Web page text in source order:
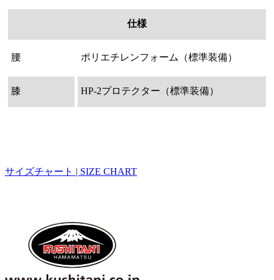
仕様
腰 ポリエチレンフォーム（標準装備）
膝 HP-2プロテクター（標準装備）
サイズチャート | SIZE CHART